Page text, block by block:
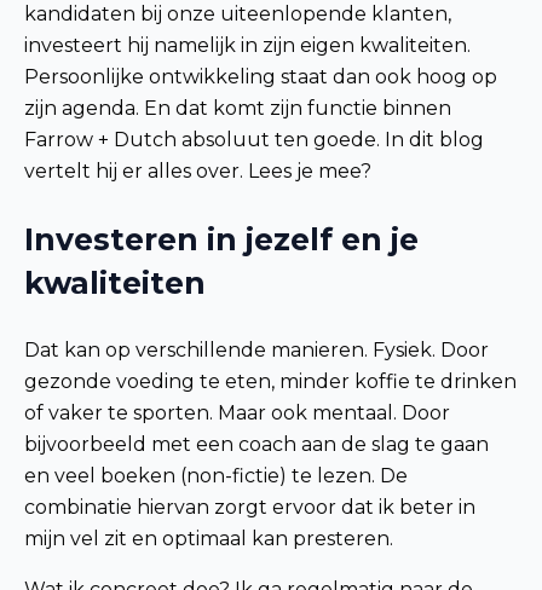
kandidaten bij onze uiteenlopende klanten,
investeert hij namelijk in zijn eigen kwaliteiten.
Persoonlijke ontwikkeling staat dan ook hoog op
zijn agenda. En dat komt zijn functie binnen
Farrow + Dutch absoluut ten goede. In dit blog
vertelt hij er alles over. Lees je mee?
Investeren in jezelf en je
kwaliteiten
Dat kan op verschillende manieren. Fysiek. Door
gezonde voeding te eten, minder koffie te drinken
of vaker te sporten. Maar ook mentaal. Door
bijvoorbeeld met een coach aan de slag te gaan
en veel boeken (non-fictie) te lezen. De
combinatie hiervan zorgt ervoor dat ik beter in
mijn vel zit en optimaal kan presteren.